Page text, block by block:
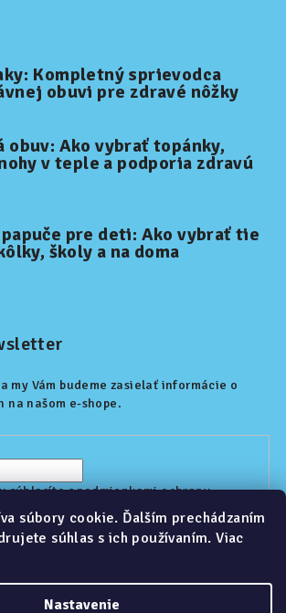
súbory cookie. Ďalším prechádzaním
súhlas s ich používaním. Viac
Nastavenie
Kompletný sprievodca
obuvi pre zdravé nôžky
obuv: Ako vybrať topánky,
v teple a podporia zdravú
pre deti: Ako vybrať tie
školy a na doma
my Vám budeme zasielať informácie o
na našom e-shope.
súhlasíte spodmienkami ochrany